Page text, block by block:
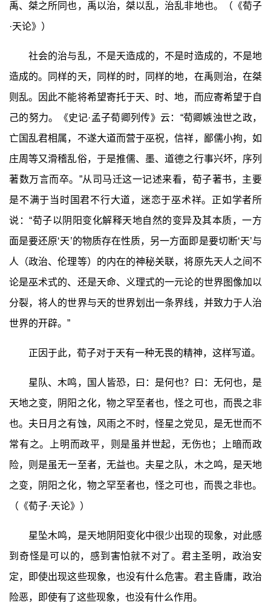
禹、桀之所同也，禹以治，桀以乱，治乱非地也。（《荀子
·天论》）
社会的治与乱，不是天造成的，不是时造成的，不是地
造成的。同样的天，同样的时，同样的地，在禹则治，在桀
则乱。因此不能将希望寄托于天、时、地，而应寄希望于自
己的努力。《史记·孟子荀卿列传》云：“荀卿嫉浊世之政，
亡国乱君相属，不遂大道而营于巫祝，信祥，鄙儒小拘，如
庄周等又滑稽乱俗，于是推儒、墨、道德之行事兴坏，序列
著数万言而卒。”从司马迁这一记述来看，荀子著书，主要
是不满于当时国君不行大道，迷恋于巫术祥。正如学者所
说：“荀子以阴阳变化解释天地自然的变异及其本质，一方
面是要还原‘天’的物质存在性质，另一方面即是要切断‘天’与
人（政治、伦理等）的内在的神秘关联，将原先天人之间不
论是巫术式的、还是天命、义理式的一元论的世界图像加以
分裂，将人的世界与天的世界划出一条界线，并致力于人治
世界的开辟。”
正因于此，荀子对于天有一种无畏的精神，这样写道。
星队、木鸣，国人皆恐，曰：是何也？曰：无何也，是
天地之变，阴阳之化，物之罕至者也，怪之可也，而畏之非
也。夫日月之有蚀，风雨之不时，怪星之党见，是无世而不
常有之。上明而政平，则是虽并世起，无伤也；上暗而政
险，则是虽无一至者，无益也。夫星之队，木之鸣，是天地
之变，阴阳之化，物之罕至者也，怪之可也，而畏之非也。
（《荀子·天论》）
星坠木鸣，是天地阴阳变化中很少出现的现象，对此感
到奇怪是可以的，感到害怕就不对了。君主圣明，政治安
定，即使出现这些现象，也没有什么危害。君主昏庸，政治
险恶，即使有了这些现象，也没有什么作用。